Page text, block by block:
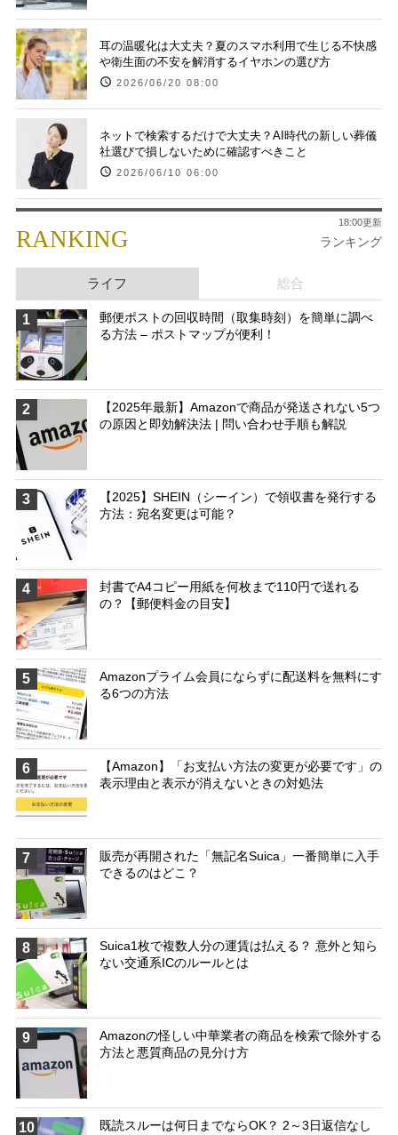
耳の温暖化は大丈夫？夏のスマホ利用で生じる不快感
や衛生面の不安を解消するイヤホンの選び方
2026/06/20 08:00
ネットで検索するだけで大丈夫？AI時代の新しい葬儀
社選びで損しないために確認すべきこと
2026/06/10 06:00
RANKING ランキング
18:00更新
ライフ 総合
1
郵便ポストの回収時間（取集時刻）を簡単に調べ
る方法 – ポストマップが便利！
2
【2025年最新】Amazonで商品が発送されない5つ
の原因と即効解決法 | 問い合わせ手順も解説
3
【2025】SHEIN（シーイン）で領収書を発行する
方法：宛名変更は可能？
4
封書でA4コピー用紙を何枚まで110円で送れる
の？【郵便料金の目安】
5
Amazonプライム会員にならずに配送料を無料にす
る6つの方法
6
【Amazon】「お支払い方法の変更が必要です」の
表示理由と表示が消えないときの対処法
7
販売が再開された「無記名Suica」一番簡単に入手
できるのはどこ？
8
Suica1枚で複数人分の運賃は払える？ 意外と知ら
ない交通系ICのルールとは
9
Amazonの怪しい中華業者の商品を検索で除外する
方法と悪質商品の見分け方
10 既読スルーは何日までならOK？ 2～3日返信なし